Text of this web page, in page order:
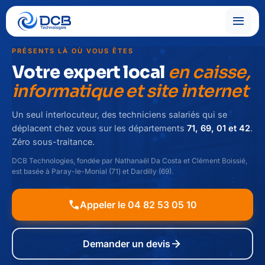
menu
PRÉSENTS LÀ OÙ VOUS ÊTES
Votre expert local en caisse,
informatique et site internet
Un seul interlocuteur, des techniciens salariés qui se
déplacent chez vous sur les départements 71, 69, 01 et 42.
Zéro sous-traitance.
DCB Technologies, fondée par Nathanaël Da Costa et Clément Boissié,
est basée à Paray-le-Monial (71) et Dardilly (69).
callAppeler le 04 82 53 05 10
Demander un devisarrow_forward